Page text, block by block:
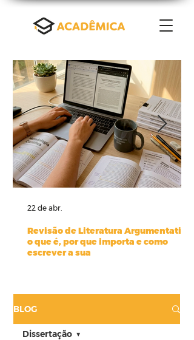
Revisão de Literatura Argumentativa:
o que é, por que importa e como
escrever a sua
22 de abr.
BLOG
Dissertação